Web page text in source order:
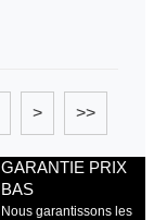
> >>
GARANTIE PRIX
BAS
Nous garantissons les